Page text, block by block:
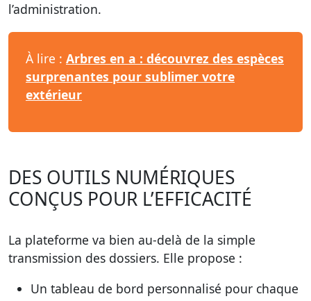
l’administration.
À lire : Arbres en a : découvrez des espèces
surprenantes pour sublimer votre
extérieur
DES OUTILS NUMÉRIQUES
CONÇUS POUR L’EFFICACITÉ
La plateforme va bien au-delà de la simple
transmission des dossiers. Elle propose :
Un tableau de bord personnalisé pour chaque